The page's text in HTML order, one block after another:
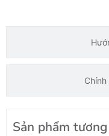
Sản phẩm